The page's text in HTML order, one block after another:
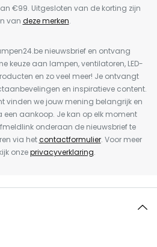
€99. Uitgesloten van de korting zijn
van deze merken.
nieuwsbrief en ontvang
keuze aan lampen, ventilatoren, LED-
en zo veel meer! Je ontvangt
en inspiratieve content.
vinden we jouw mening belangrijk en
een aankoop. Je kan op elk moment
onderaan de nieuwsbrief te
via hetcontactformulier. Voor meer
onzeprivacyverklaring.